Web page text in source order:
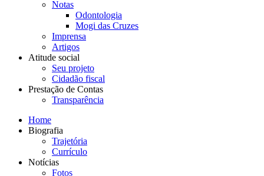
Notas
Odontologia
Mogi das Cruzes
Imprensa
Artigos
Atitude social
Seu projeto
Cidadão fiscal
Prestação de Contas
Transparência
Home
Biografia
Trajetória
Currículo
Notícias
Fotos